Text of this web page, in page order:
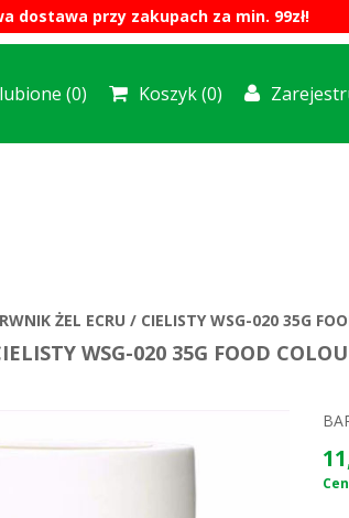
dostawa przy zakupach za min. 99zł!
(0) Koszyk (0)
ŻEL ECRU / CIELISTY WSG-020 35G
WSG-020 35G FOOD